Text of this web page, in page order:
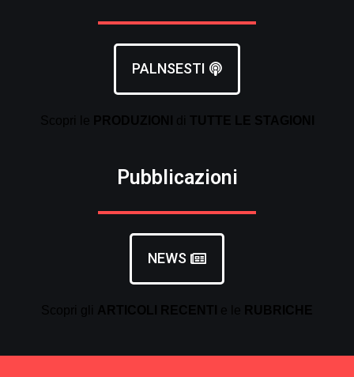
PALNSESTI
Pubblicazioni
NEWS